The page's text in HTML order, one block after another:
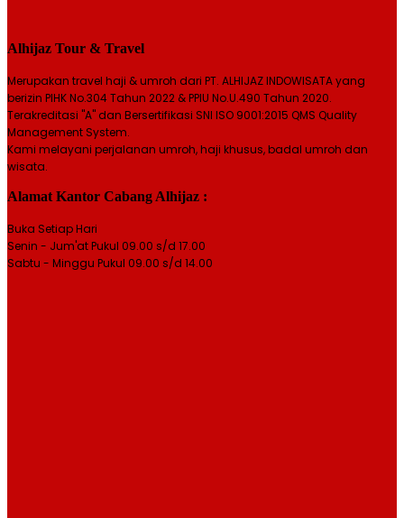
Alhijaz Tour & Travel
Merupakan travel haji & umroh dari PT. ALHIJAZ INDOWISATA yang
berizin PIHK No.304 Tahun 2022 & PPIU No.U.490 Tahun 2020.
Terakreditasi "A" dan Bersertifikasi SNI ISO 9001:2015 QMS Quality
Management System.
Kami melayani perjalanan umroh, haji khusus, badal umroh dan
wisata.
Alamat Kantor Cabang Alhijaz :
Buka Setiap Hari
Senin - Jum'at Pukul 09.00 s/d 17.00
Sabtu - Minggu Pukul 09.00 s/d 14.00